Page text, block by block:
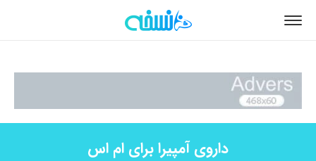
داروی آمپیرا برای ام اس